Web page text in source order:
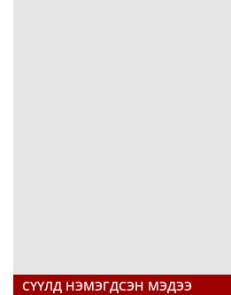
СҮҮЛД НЭМЭГДСЭН МЭДЭЭ